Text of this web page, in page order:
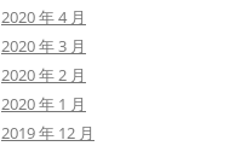
2020 年 4 月
2020 年 3 月
2020 年 2 月
2020 年 1 月
2019 年 12 月